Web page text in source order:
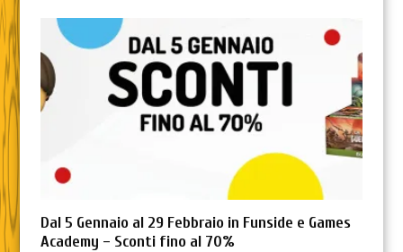
Dal 5 Gennaio al 29 Febbraio in Funside e Games
Academy – Sconti fino al 70%